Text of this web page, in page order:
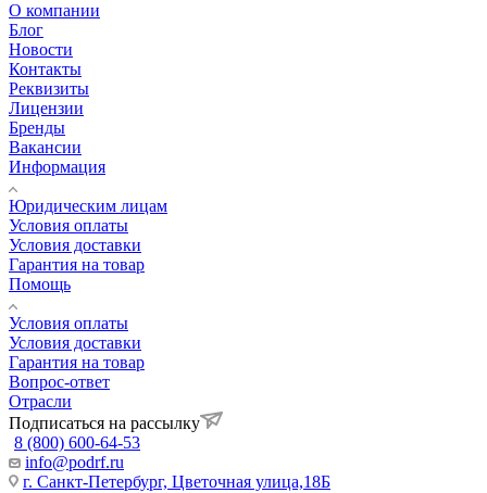
О компании
Блог
Новости
Контакты
Реквизиты
Лицензии
Бренды
Вакансии
Информация
Юридическим лицам
Условия оплаты
Условия доставки
Гарантия на товар
Помощь
Условия оплаты
Условия доставки
Гарантия на товар
Вопрос-ответ
Отрасли
Подписаться на рассылку
8 (800) 600-64-53
info@podrf.ru
г. Санкт-Петербург, Цветочная улица,18Б